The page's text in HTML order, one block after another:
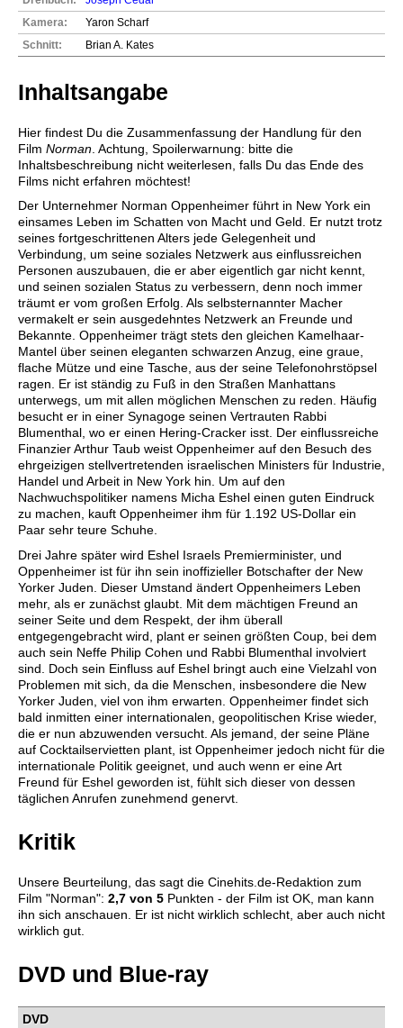
Kamera:
Yaron Scharf
Schnitt:
Brian A. Kates
Inhaltsangabe
Hier findest Du die Zusammenfassung der Handlung für den
Film Norman . Achtung, Spoilerwarnung: bitte die
Inhaltsbeschreibung nicht weiterlesen, falls Du das Ende des
Films nicht erfahren möchtest!
Der Unternehmer Norman Oppenheimer führt in New York ein
einsames Leben im Schatten von Macht und Geld. Er nutzt trotz
seines fortgeschrittenen Alters jede Gelegenheit und
Verbindung, um seine soziales Netzwerk aus einflussreichen
Personen auszubauen, die er aber eigentlich gar nicht kennt,
und seinen sozialen Status zu verbessern, denn noch immer
träumt er vom großen Erfolg. Als selbsternannter Macher
vermakelt er sein ausgedehntes Netzwerk an Freunde und
Bekannte. Oppenheimer trägt stets den gleichen Kamelhaar-
Mantel über seinen eleganten schwarzen Anzug, eine graue,
flache Mütze und eine Tasche, aus der seine Telefonohrstöpsel
ragen. Er ist ständig zu Fuß in den Straßen Manhattans
unterwegs, um mit allen möglichen Menschen zu reden. Häufig
besucht er in einer Synagoge seinen Vertrauten Rabbi
Blumenthal, wo er einen Hering-Cracker isst. Der einflussreiche
Finanzier Arthur Taub weist Oppenheimer auf den Besuch des
ehrgeizigen stellvertretenden israelischen Ministers für Industrie,
Handel und Arbeit in New York hin. Um auf den
Nachwuchspolitiker namens Micha Eshel einen guten Eindruck
zu machen, kauft Oppenheimer ihm für 1.192 US-Dollar ein
Paar sehr teure Schuhe.
Drei Jahre später wird Eshel Israels Premierminister, und
Oppenheimer ist für ihn sein inoffizieller Botschafter der New
Yorker Juden. Dieser Umstand ändert Oppenheimers Leben
mehr, als er zunächst glaubt. Mit dem mächtigen Freund an
seiner Seite und dem Respekt, der ihm überall
entgegengebracht wird, plant er seinen größten Coup, bei dem
auch sein Neffe Philip Cohen und Rabbi Blumenthal involviert
sind. Doch sein Einfluss auf Eshel bringt auch eine Vielzahl von
Problemen mit sich, da die Menschen, insbesondere die New
Yorker Juden, viel von ihm erwarten. Oppenheimer findet sich
bald inmitten einer internationalen, geopolitischen Krise wieder,
die er nun abzuwenden versucht. Als jemand, der seine Pläne
auf Cocktailservietten plant, ist Oppenheimer jedoch nicht für die
internationale Politik geeignet, und auch wenn er eine Art
Freund für Eshel geworden ist, fühlt sich dieser von dessen
täglichen Anrufen zunehmend genervt.
Kritik
Unsere Beurteilung, das sagt die Cinehits.de-Redaktion zum
Film "Norman": 2,7 von 5 Punkten - der Film ist OK, man kann
ihn sich anschauen. Er ist nicht wirklich schlecht, aber auch nicht
wirklich gut.
DVD und Blue-ray
DVD